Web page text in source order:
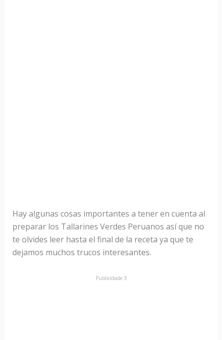
Hay algunas cosas importantes a tener en cuenta al
preparar los Tallarines Verdes Peruanos así que no
te olvides leer hasta el final de la receta ya que te
dejamos muchos trucos interesantes.
Publicidade 3